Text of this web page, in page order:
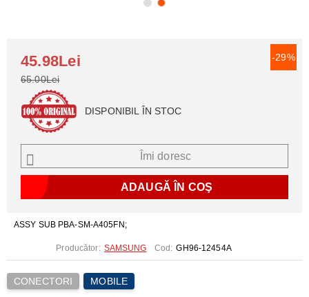
ASSY SUB PBA-SM-A405FN;
Producător: SAMSUNG Cod: GH96-12454A
CONECTORI MOBILE
-29%
45.98Lei
65.00Lei
DISPONIBIL ÎN STOC
Îmi doresc